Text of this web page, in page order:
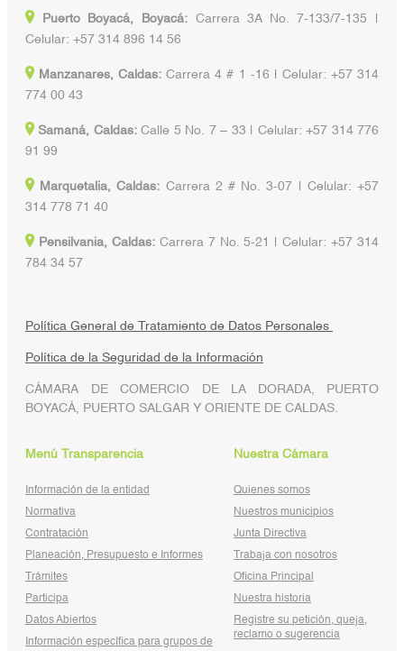
Puerto Boyacá, Boyacá:Carrera 3A No. 7-133/7-135 |
Celular: +57 314 896 14 56
Manzanares, Caldas: Carrera 4 # 1 -16 | Celular: +57 314
774 00 43
Samaná, Caldas:Calle 5 No. 7 – 33 | Celular: +57 314 776
91 99
Marquetalia, Caldas: Carrera 2 # No. 3-07 | Celular: +57
314 778 71 40
Pensilvania, Caldas:Carrera 7 No. 5-21 | Celular: +57 314
784 34 57
Política General de Tratamiento de Datos Personales
Política de la Seguridad de la Información
CÁMARA DE COMERCIO DE LA DORADA, PUERTO
BOYACÁ, PUERTO SALGAR Y ORIENTE DE CALDAS.
Menú Transparencia
Información de la entidad
Normativa
Contratación
Planeación, Presupuesto e Informes
Trámites
Participa
Datos Abiertos
Información específica para grupos de
Nuestra Cámara
Quienes somos
Nuestros municipios
Junta Directiva
Trabaja con nosotros
Oficina Principal
Nuestra historia
Registre su petición, queja,
reclamo o sugerencia